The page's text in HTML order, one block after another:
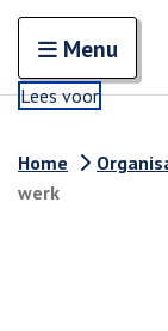
Open en
Menu
Lees voor
Home
werk